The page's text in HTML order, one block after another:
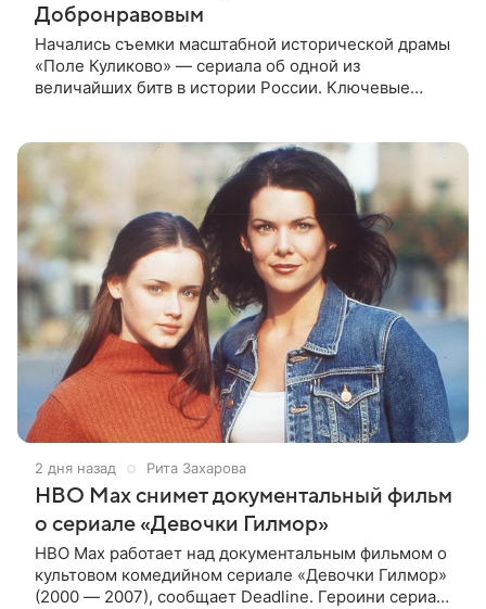
Добронравовым
Начались съемки масштабной исторической драмы
«Поле Куликово» — сериала об одной из
величайших битв в истории России. Ключевые
2 дня назад Рита Захарова
HBO Max снимет документальный фильм
о сериале «Девочки Гилмор»
HBO Max работает над документальным фильмом о
культовом комедийном сериале «Девочки Гилмор»
(2000 — 2007), сообщает Deadline. Героини сериала